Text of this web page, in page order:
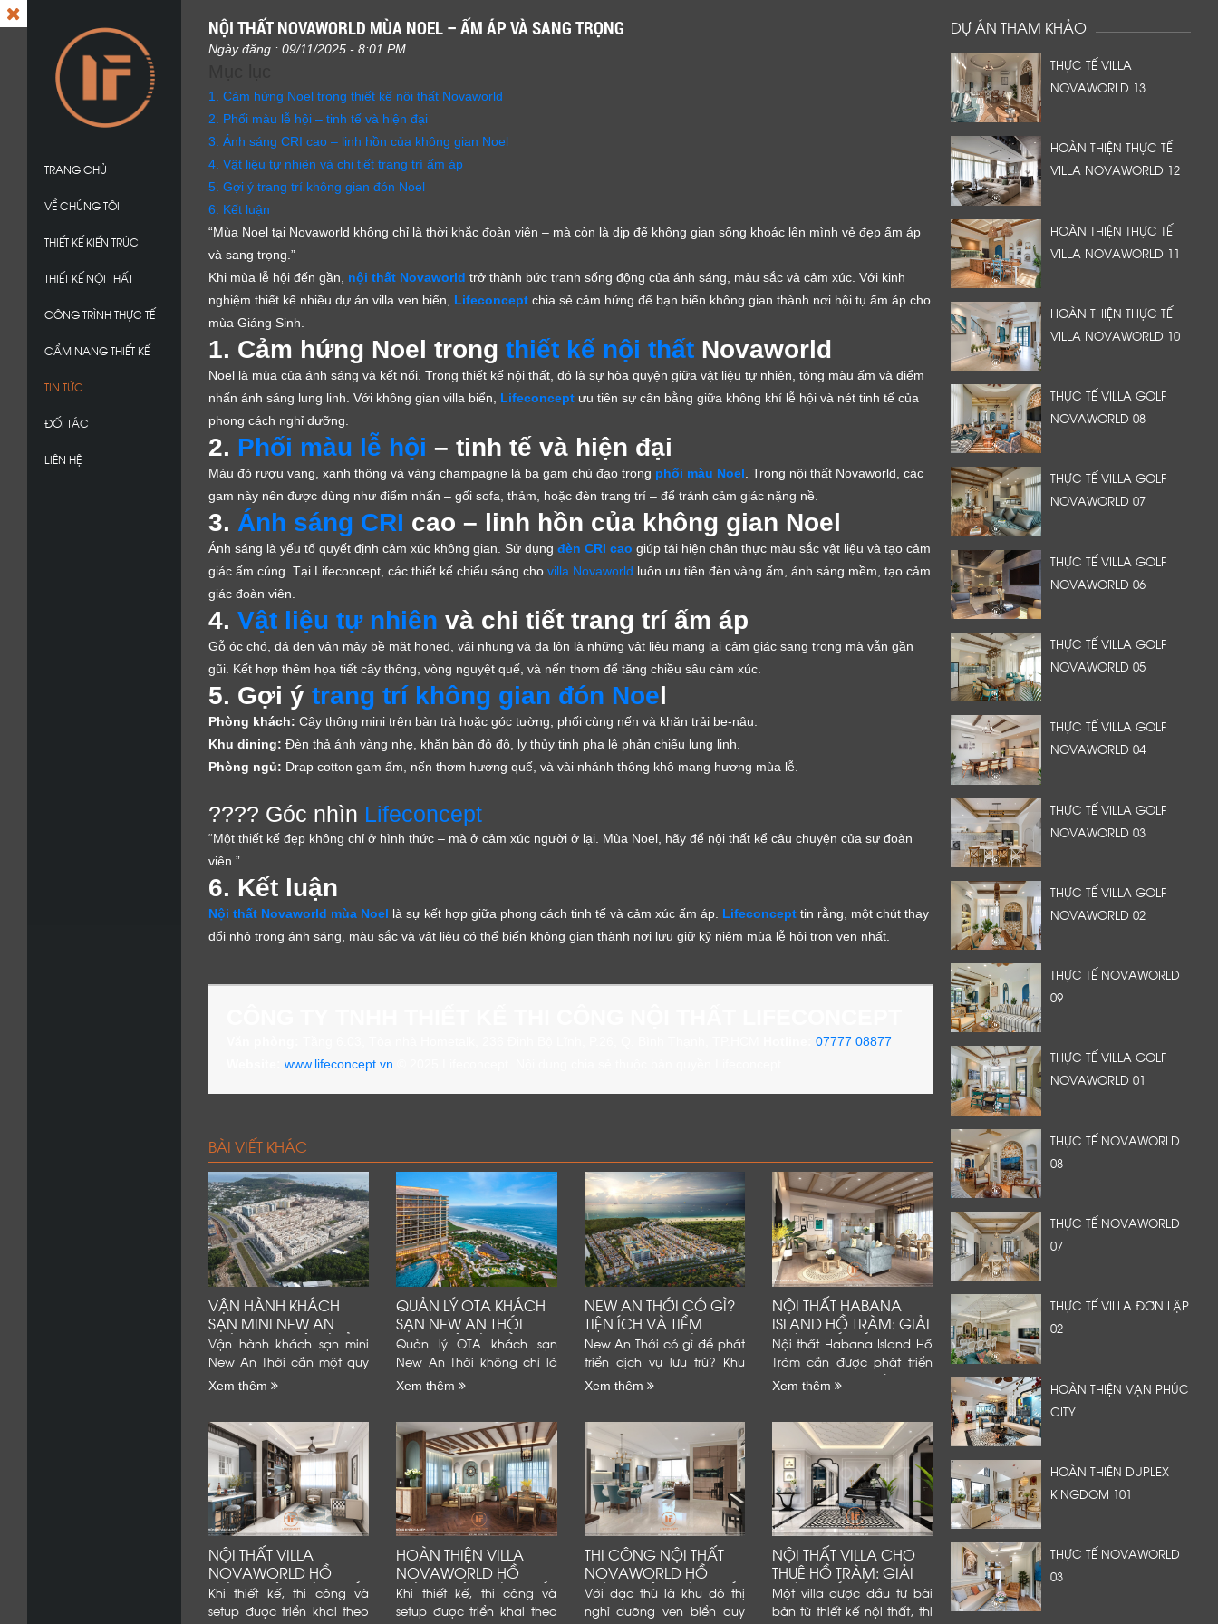
TRANG CHỦ
VỀ CHÚNG TÔI
THIẾT KẾ KIẾN TRÚC
THIẾT KẾ NỘI THẤT
CÔNG TRÌNH THỰC TẾ
CẨM NANG THIẾT KẾ
TIN TỨC
ĐỐI TÁC
LIÊN HỆ
NỘI THẤT NOVAWORLD MÙA NOEL – ẤM ÁP VÀ SANG TRỌNG
Ngày đăng : 09/11/2025 - 8:01 PM
1. Cảm hứng Noel trong thiết kế nội thất Novaworld
2. Phối màu lễ hội – tinh tế và hiện đại
3. Ánh sáng CRI cao – linh hồn của không gian Noel
4. Vật liệu tự nhiên và chi tiết trang trí ấm áp
5. Gợi ý trang trí không gian đón Noel
6. Kết luận
“Mùa Noel tại Novaworld không chỉ là thời khắc đoàn viên – mà còn là dịp để không gian sống khoác lên mình vẻ đẹp ấm áp
và sang trọng.”
Khi mùa lễ hội đến gần, nội thất Novaworld trở thành bức tranh sống động của ánh sáng, màu sắc và cảm xúc. Với kinh
nghiệm thiết kế nhiều dự án villa ven biển, Lifeconcept chia sẻ cảm hứng để bạn biến không gian thành nơi hội tụ ấm áp cho
mùa Giáng Sinh.
1. Cảm hứng Noel trong thiết kế nội thất Novaworld
Noel là mùa của ánh sáng và kết nối. Trong thiết kế nội thất, đó là sự hòa quyện giữa vật liệu tự nhiên, tông màu ấm và điểm
nhấn ánh sáng lung linh. Với không gian villa biển, Lifeconcept ưu tiên sự cân bằng giữa không khí lễ hội và nét tinh tế của
phong cách nghỉ dưỡng.
2. Phối màu lễ hội – tinh tế và hiện đại
Màu đỏ rượu vang, xanh thông và vàng champagne là ba gam chủ đạo trong phối màu Noel . Trong nội thất Novaworld, các
gam này nên được dùng như điểm nhấn – gối sofa, thảm, hoặc đèn trang trí – để tránh cảm giác nặng nề.
3. Ánh sáng CRI cao – linh hồn của không gian Noel
Ánh sáng là yếu tố quyết định cảm xúc không gian. Sử dụng đèn CRI cao giúp tái hiện chân thực màu sắc vật liệu và tạo cảm
giác ấm cúng. Tại Lifeconcept, các thiết kế chiếu sáng cho villa Novaworld luôn ưu tiên đèn vàng ấm, ánh sáng mềm, tạo cảm
giác đoàn viên.
4. Vật liệu tự nhiên và chi tiết trang trí ấm áp
Gỗ óc chó, đá đen vân mây bề mặt honed, vải nhung và da lộn là những vật liệu mang lại cảm giác sang trọng mà vẫn gần
gũi. Kết hợp thêm họa tiết cây thông, vòng nguyệt quế, và nến thơm để tăng chiều sâu cảm xúc.
5. Gợi ý trang trí không gian đón Noel
Phòng khách: Cây thông mini trên bàn trà hoặc góc tường, phối cùng nến và khăn trải be-nâu.
Khu dining: Đèn thả ánh vàng nhẹ, khăn bàn đỏ đô, ly thủy tinh pha lê phản chiếu lung linh.
Phòng ngủ: Drap cotton gam ấm, nến thơm hương quế, và vài nhánh thông khô mang hương mùa lễ.
???? Góc nhìn Lifeconcept
“Một thiết kế đẹp không chỉ ở hình thức – mà ở cảm xúc người ở lại. Mùa Noel, hãy để nội thất kể câu chuyện của sự đoàn
viên.”
6. Kết luận
Nội thất Novaworld mùa Noel là sự kết hợp giữa phong cách tinh tế và cảm xúc ấm áp. Lifeconcept tin rằng, một chút thay
đổi nhỏ trong ánh sáng, màu sắc và vật liệu có thể biến không gian thành nơi lưu giữ kỷ niệm mùa lễ hội trọn vẹn nhất.
07777 08877
www.lifeconcept.vn
BÀI VIẾT KHÁC
VẬN HÀNH KHÁCH
SẠN MINI NEW AN
THỚI HIỆU QUẢ VÀ ỔN
ĐỊNH
Vận hành khách sạn mini
New An Thới cần một quy
trình rõ ràng. Mỗi bộ phận
cũng cần kiểm soát
phòng, giá bán và chi phí.
Dữ liệu...
Xem thêm
QUẢN LÝ OTA KHÁCH
SẠN NEW AN THỚI
HIỆU QUẢ VÀ ĐỒNG
BỘ
Quản lý OTA khách sạn
New An Thới không chỉ là
đăng phòng lên mạng.
đánh giá. Một quy trình rõ
ràng giúp khách sạn giảm
lỗi vận...
Xem thêm
NEW AN THỚI CÓ GÌ?
TIỆN ÍCH VÀ TIỀM
NĂNG KHAI THÁC LƯU
TRÚ
New An Thới có gì để phát
triển dịch vụ lưu trú? Khu
đô thị sở hữu nhiều tiện ích
điểm đến tại Nam đảo.
Đây là...
Xem thêm
NỘI THẤT HABANA
ISLAND HỒ TRÀM: GIẢI
PHÁP THIẾT KẾ, THI
CÔNG VÀ...
Nội thất Habana Island Hồ
Tràm cần được phát triển
như một sản phẩm nghỉ
sở thích hoặc lấp đầy các
khoảng trống trong...
Xem thêm
NỘI THẤT VILLA
NOVAWORLD HỒ
TRÀM: GIẢI PHÁP THIẾT
KẾ, THI CÔNG...
Khi thiết kế, thi công và
setup được triển khai theo
HOÀN THIỆN VILLA
NOVAWORLD HỒ
TRÀM: GIẢI PHÁP THIẾT
KẾ, THI CÔNG...
Khi thiết kế, thi công và
setup được triển khai theo
THI CÔNG NỘI THẤT
NOVAWORLD HỒ
TRÀM: GIẢI PHÁP THIẾT
KẾ, THI...
Với đặc thù là khu đô thị
nghỉ dưỡng ven biển quy
NỘI THẤT VILLA CHO
THUÊ HỒ TRÀM: GIẢI
PHÁP THIẾT KẾ, THI
CÔNG...
Một villa được đầu tư bài
bản từ thiết kế nội thất, thi
DỰ ÁN THAM KHẢO
THỰC TẾ VILLA
NOVAWORLD 13
HOÀN THIỆN THỰC TẾ
VILLA NOVAWORLD 12
HOÀN THIỆN THỰC TẾ
VILLA NOVAWORLD 11
HOÀN THIỆN THỰC TẾ
VILLA NOVAWORLD 10
THỰC TẾ VILLA GOLF
NOVAWORLD 08
THỰC TẾ VILLA GOLF
NOVAWORLD 07
THỰC TẾ VILLA GOLF
NOVAWORLD 06
THỰC TẾ VILLA GOLF
NOVAWORLD 05
THỰC TẾ VILLA GOLF
NOVAWORLD 04
THỰC TẾ VILLA GOLF
NOVAWORLD 03
THỰC TẾ VILLA GOLF
NOVAWORLD 02
THỰC TẾ NOVAWORLD
09
THỰC TẾ VILLA GOLF
NOVAWORLD 01
THỰC TẾ NOVAWORLD
08
THỰC TẾ NOVAWORLD
07
THỰC TẾ VILLA ĐƠN LẬP
02
HOÀN THIỆN VẠN PHÚC
CITY
HOÀN THIÊN DUPLEX
KINGDOM 101
THỰC TẾ NOVAWORLD
03